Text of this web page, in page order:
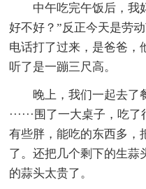
中午吃完午饭后，我
好不好？”反正今天是劳
电话打了过来，是爸爸，
听了是一蹦三尺高。
晚上，我们一起去了
······围了一大桌子，吃
有些胖，能吃的东西多，
了。还把几个剩下的生蒜
的蒜头太贵了。